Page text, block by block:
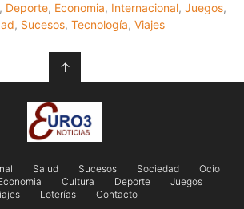
, Deporte, Economia, Internacional, Juegos,
, Sucesos, Tecnología, Viajes
↑
Salud Sucesos Sociedad
Ocio
Cultura Deporte
Juegos
Loterías Contacto